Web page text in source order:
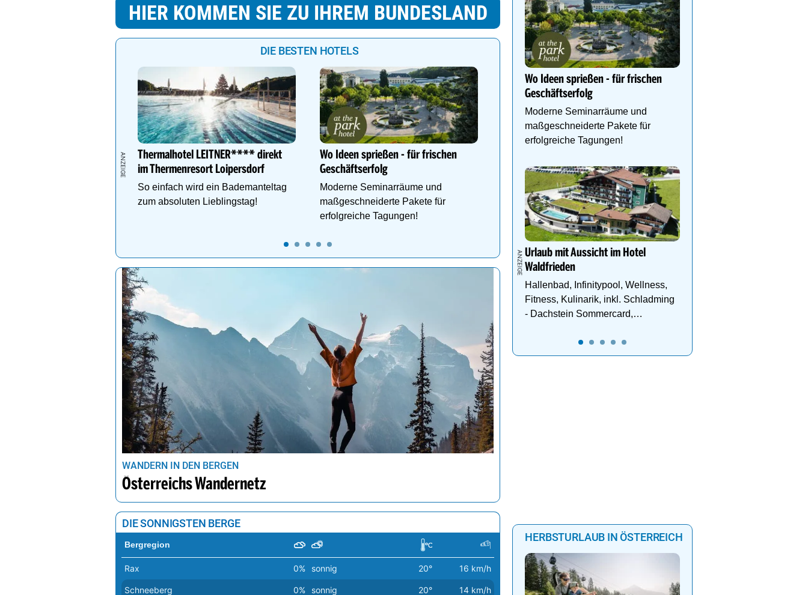
HIER KOMMEN SIE ZU IHREM BUNDESLAND
DIE BESTEN HOTELS
Thermalhotel LEITNER**** direkt
im Thermenresort Loipersdorf
So einfach wird ein Bademanteltag
zum absoluten Lieblingstag!
Wo Ideen sprießen - für frischen
Geschäftserfolg
Moderne Seminarräume und
maßgeschneiderte Pakete für
erfolgreiche Tagungen!
Natur Resort Puchas Kukmirn
Adults Only - 2.600 m² Natur-
Ruhe & Erholung mitten im Grünen
WANDERN IN DEN BERGEN
Österreichs Wandernetz
DIE SONNIGSTEN BERGE
Bergregion
Rax 0% sonnig 20° 16 km/h
Schneeberg 0% sonnig 20° 14 km/h
Wo Ideen sprießen - für frischen
Geschäftserfolg
Moderne Seminarräume und
maßgeschneiderte Pakete für
erfolgreiche Tagungen!
Urlaub mit Aussicht im Hotel
Waldfrieden
Hallenbad, Infinitypool, Wellness,
Fitness, Kulinarik, inkl. Schladming
- Dachstein Sommercard,
HERBSTURLAUB IN ÖSTERREICH